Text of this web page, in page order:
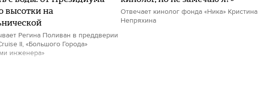
высотки на
Регина Поливан в преддверии
II, «Большого Города»
инженера»
Отвечает кинолог фонда «Ника» Кристина
Непряхина